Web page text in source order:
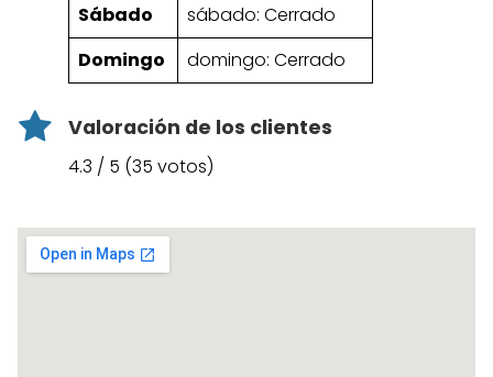
Sábado
sábado: Cerrado
Domingo
domingo: Cerrado
Valoración de los clientes
4.3 / 5 (35 votos)